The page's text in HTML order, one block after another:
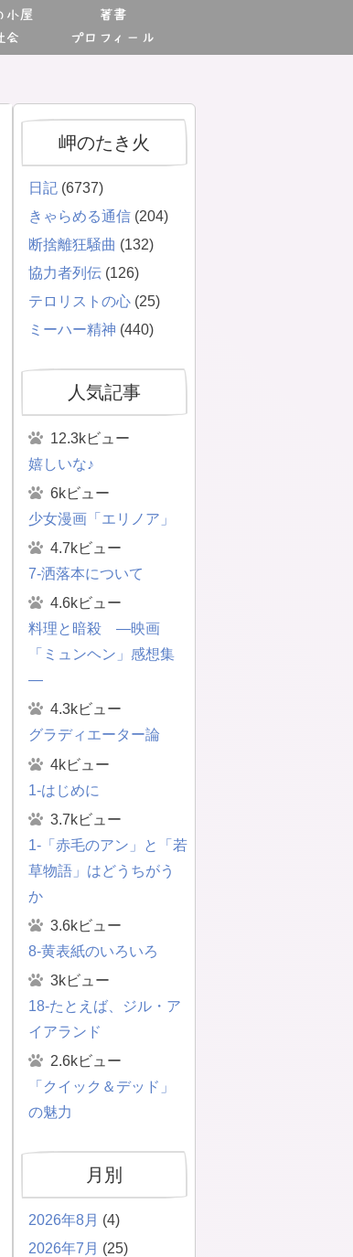
小屋
会
著書
プロフィール
岬のたき火
日記 (6737)
きゃらめる通信 (204)
断捨離狂騒曲 (132)
協力者列伝 (126)
テロリストの心 (25)
ミーハー精神 (440)
人気記事
12.3kビュー
嬉しいな♪
6kビュー
少女漫画「エリノア」
4.7kビュー
7-洒落本について
4.6kビュー
料理と暗殺 ―映画
「ミュンヘン」感想集
―
4.3kビュー
グラディエーター論
4kビュー
1-はじめに
3.7kビュー
1-「赤毛のアン」と「若
草物語」はどうちがう
か
3.6kビュー
8-黄表紙のいろいろ
3kビュー
18-たとえば、ジル・ア
イアランド
2.6kビュー
「クイック＆デッド」
の魅力
月別
2026年8月 (4)
2026年7月 (25)